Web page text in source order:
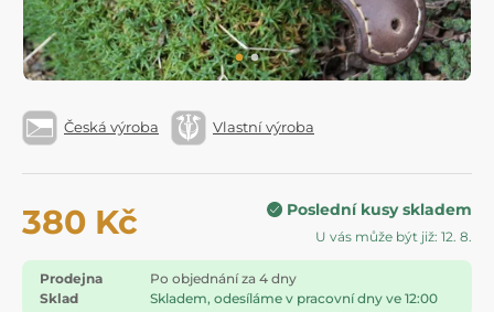
Česká výroba Vlastní výroba
380 Kč Poslední kusy skladem
U vás může být již: 12. 8.
Prodejna
Po objednání za 4 dny
Sklad
Skladem, odesíláme v pracovní dny ve 12:00